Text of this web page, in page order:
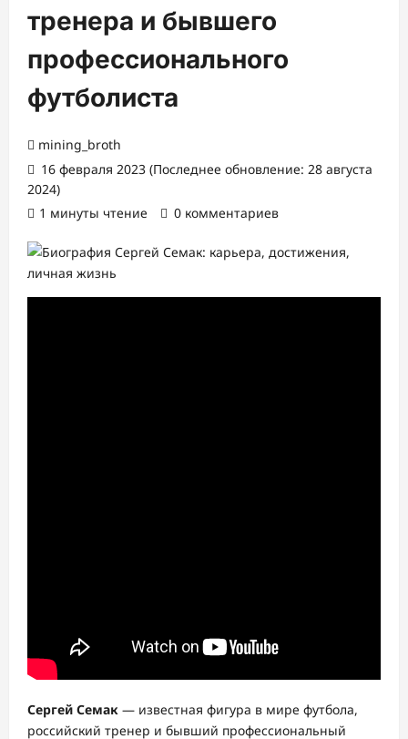
тренера и бывшего
профессионального
футболиста
mining_broth
16 февраля 2023 (Последнее обновление: 28 августа
2024)
1 минуты чтение
0 комментариев
Сергей Семак — известная фигура в мире футбола,
российский тренер и бывший профессиональный